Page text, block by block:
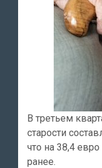
В третьем
старости
что на 38,4
ранее.